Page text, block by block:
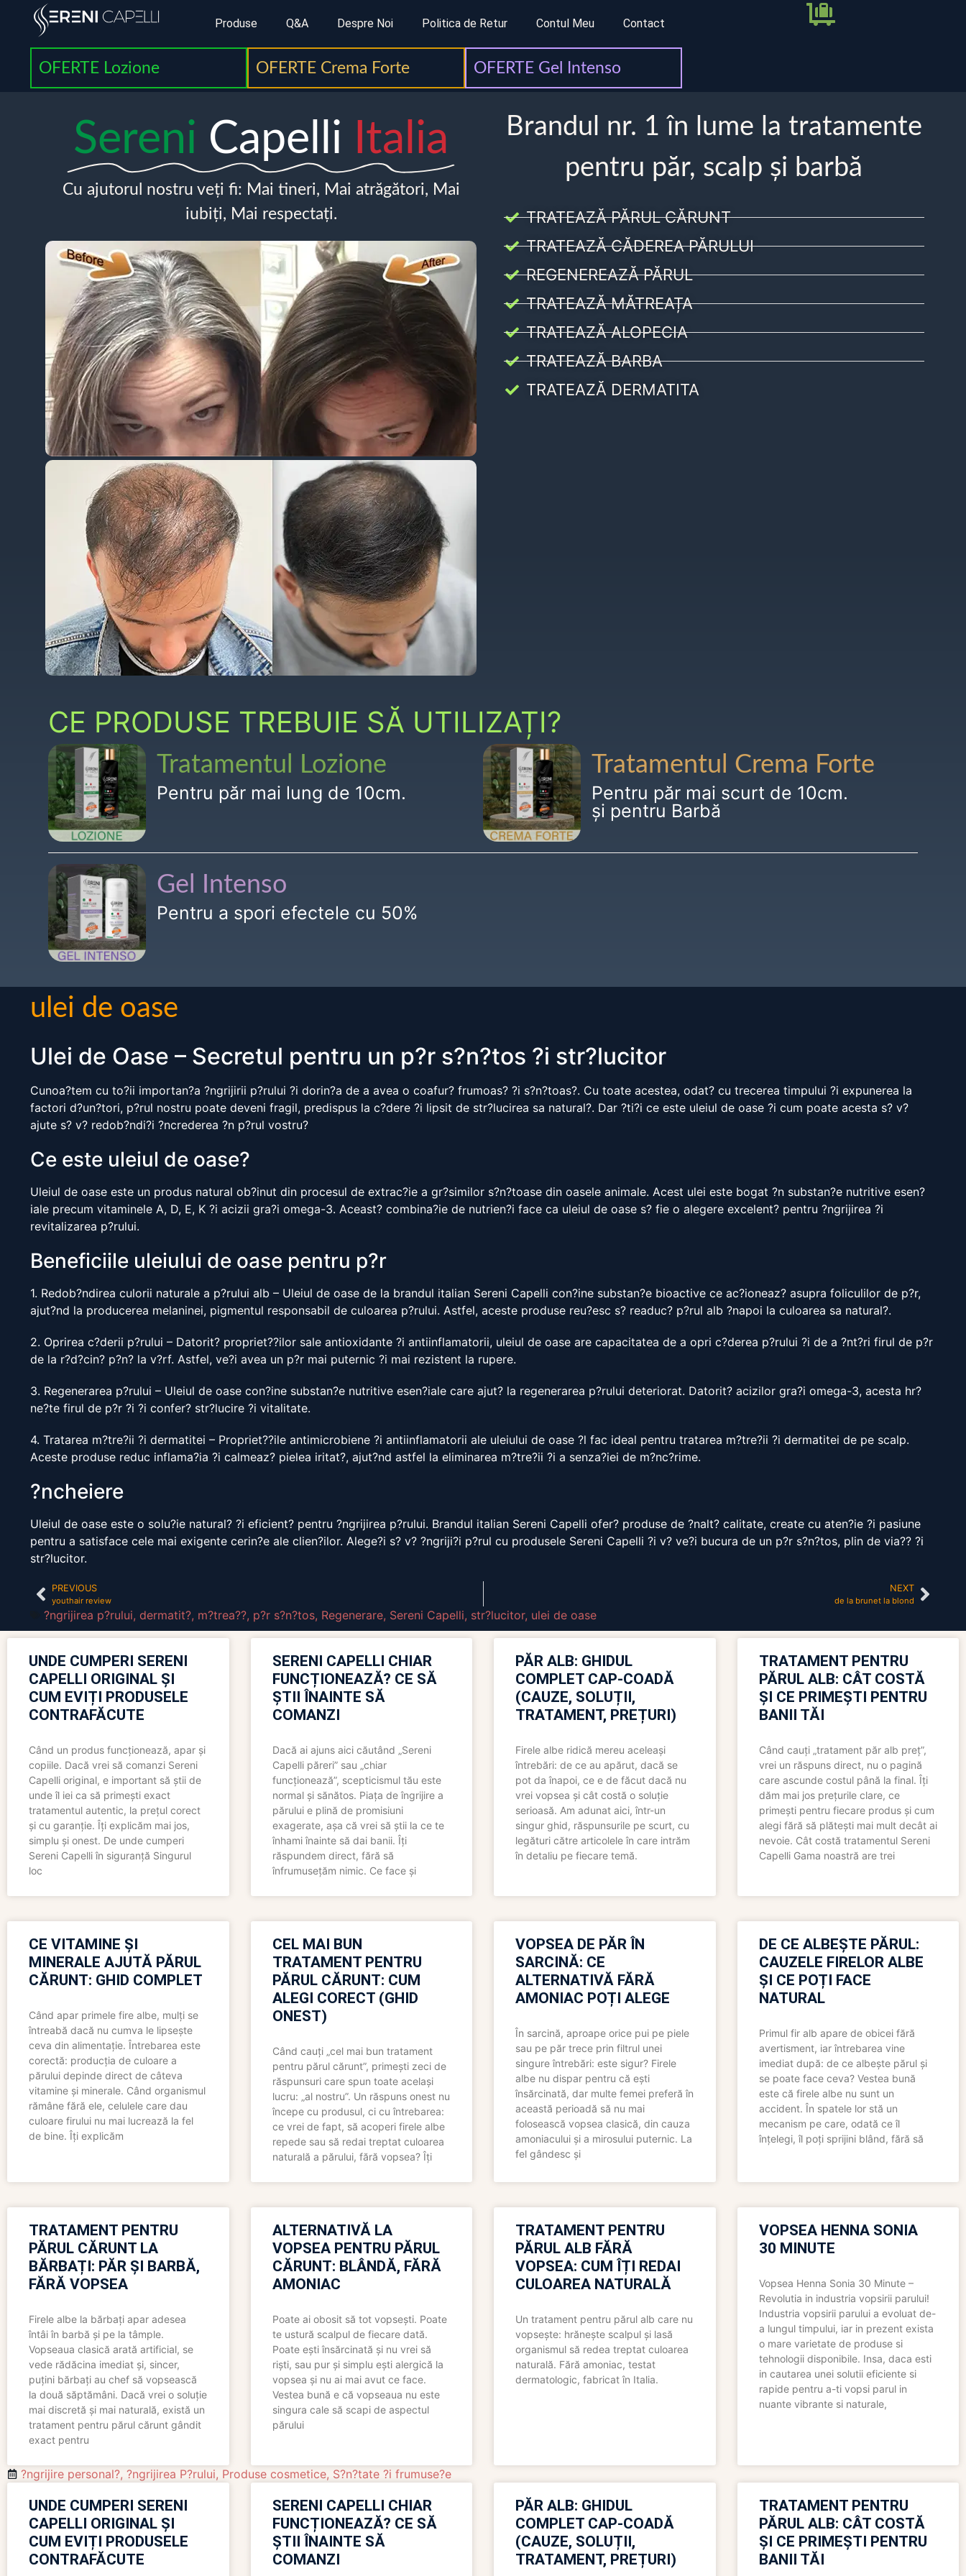
Produse Q&A Despre Noi Politica de Retur Contul Meu Contact
OFERTE Lozione OFERTE Crema Forte OFERTE Gel Intenso
Sereni Capelli Italia
Cu ajutorul nostru veți fi: Mai tineri, Mai atrăgători, Mai
iubiți, Mai respectați.
Brandul nr. 1 în lume la tratamente
pentru păr, scalp și barbă
TRATEAZĂ PĂRUL CĂRUNT
TRATEAZĂ CĂDEREA PĂRULUI
REGENEREAZĂ PĂRUL
TRATEAZĂ MĂTREAȚA
TRATEAZĂ ALOPECIA
TRATEAZĂ BARBA
TRATEAZĂ DERMATITA
CE PRODUSE TREBUIE SĂ UTILIZAȚI?
Tratamentul Lozione
Pentru păr mai lung de 10cm.
Tratamentul Crema Forte
Pentru păr mai scurt de 10cm.
și pentru Barbă
Gel Intenso
Pentru a spori efectele cu 50%
ulei de oase
Ulei de Oase – Secretul pentru un p?r s?n?tos ?i str?lucitor
Cunoa?tem cu to?ii importan?a ?ngrijirii p?rului ?i dorin?a de a avea o coafur? frumoas? ?i s?n?toas?. Cu toate acestea, odat? cu trecerea timpului ?i expunerea la
factori d?un?tori, p?rul nostru poate deveni fragil, predispus la c?dere ?i lipsit de str?lucirea sa natural?. Dar ?ti?i ce este uleiul de oase ?i cum poate acesta s? v?
ajute s? v? redob?ndi?i ?ncrederea ?n p?rul vostru?
Ce este uleiul de oase?
Uleiul de oase este un produs natural ob?inut din procesul de extrac?ie a gr?similor s?n?toase din oasele animale. Acest ulei este bogat ?n substan?e nutritive esen?
iale precum vitaminele A, D, E, K ?i acizii gra?i omega-3. Aceast? combina?ie de nutrien?i face ca uleiul de oase s? fie o alegere excelent? pentru ?ngrijirea ?i
revitalizarea p?rului.
Beneficiile uleiului de oase pentru p?r
1. Redob?ndirea culorii naturale a p?rului alb – Uleiul de oase de la brandul italian Sereni Capelli con?ine substan?e bioactive ce ac?ioneaz? asupra foliculilor de p?r,
ajut?nd la producerea melaninei, pigmentul responsabil de culoarea p?rului. Astfel, aceste produse reu?esc s? readuc? p?rul alb ?napoi la culoarea sa natural?.
2. Oprirea c?derii p?rului – Datorit? propriet??ilor sale antioxidante ?i antiinflamatorii, uleiul de oase are capacitatea de a opri c?derea p?rului ?i de a ?nt?ri firul de p?r
de la r?d?cin? p?n? la v?rf. Astfel, ve?i avea un p?r mai puternic ?i mai rezistent la rupere.
3. Regenerarea p?rului – Uleiul de oase con?ine substan?e nutritive esen?iale care ajut? la regenerarea p?rului deteriorat. Datorit? acizilor gra?i omega-3, acesta hr?
ne?te firul de p?r ?i ?i confer? str?lucire ?i vitalitate.
4. Tratarea m?tre?ii ?i dermatitei – Propriet??ile antimicrobiene ?i antiinflamatorii ale uleiului de oase ?l fac ideal pentru tratarea m?tre?ii ?i dermatitei de pe scalp.
Aceste produse reduc inflama?ia ?i calmeaz? pielea iritat?, ajut?nd astfel la eliminarea m?tre?ii ?i a senza?iei de m?nc?rime.
?ncheiere
Uleiul de oase este o solu?ie natural? ?i eficient? pentru ?ngrijirea p?rului. Brandul italian Sereni Capelli ofer? produse de ?nalt? calitate, create cu aten?ie ?i pasiune
pentru a satisface cele mai exigente cerin?e ale clien?ilor. Alege?i s? v? ?ngriji?i p?rul cu produsele Sereni Capelli ?i v? ve?i bucura de un p?r s?n?tos, plin de via?? ?i
str?lucitor.
PREVIOUS
youthair review
NEXT
de la brunet la blond
?ngrijirea p?rului, dermatit?, m?trea??, p?r s?n?tos, Regenerare, Sereni Capelli, str?lucitor, ulei de oase
UNDE CUMPERI SERENI
CAPELLI ORIGINAL ȘI
CUM EVIȚI PRODUSELE
CONTRAFĂCUTE
Când un produs funcționează, apar și
copiile. Dacă vrei să comanzi Sereni
Capelli original, e important să știi de
unde îl iei ca să primești exact
tratamentul autentic, la prețul corect
și cu garanție. Îți explicăm mai jos,
simplu și onest. De unde cumperi
Sereni Capelli în siguranță Singurul
loc
SERENI CAPELLI CHIAR
FUNCȚIONEAZĂ? CE SĂ
ȘTII ÎNAINTE SĂ
COMANZI
Dacă ai ajuns aici căutând „Sereni
Capelli păreri” sau „chiar
funcționează”, scepticismul tău este
normal și sănătos. Piața de îngrijire a
părului e plină de promisiuni
exagerate, așa că vrei să știi la ce te
înhami înainte să dai banii. Îți
răspundem direct, fără să
înfrumusețăm nimic. Ce face și
PĂR ALB: GHIDUL
COMPLET CAP-COADĂ
(CAUZE, SOLUȚII,
TRATAMENT, PREȚURI)
Firele albe ridică mereu aceleași
întrebări: de ce au apărut, dacă se
pot da înapoi, ce e de făcut dacă nu
vrei vopsea și cât costă o soluție
serioasă. Am adunat aici, într-un
singur ghid, răspunsurile pe scurt, cu
legături către articolele în care intrăm
în detaliu pe fiecare temă.
TRATAMENT PENTRU
PĂRUL ALB: CÂT COSTĂ
ȘI CE PRIMEȘTI PENTRU
BANII TĂI
Când cauți „tratament păr alb preț”,
vrei un răspuns direct, nu o pagină
care ascunde costul până la final. Îți
dăm mai jos prețurile clare, ce
primești pentru fiecare produs și cum
alegi fără să plătești mai mult decât ai
nevoie. Cât costă tratamentul Sereni
Capelli Gama noastră are trei
CE VITAMINE ȘI
MINERALE AJUTĂ PĂRUL
CĂRUNT: GHID COMPLET
Când apar primele fire albe, mulți se
întreabă dacă nu cumva le lipsește
ceva din alimentație. Întrebarea este
corectă: producția de culoare a
părului depinde direct de câteva
vitamine și minerale. Când organismul
rămâne fără ele, celulele care dau
culoare firului nu mai lucrează la fel
de bine. Îți explicăm
CEL MAI BUN
TRATAMENT PENTRU
PĂRUL CĂRUNT: CUM
ALEGI CORECT (GHID
ONEST)
Când cauți „cel mai bun tratament
pentru părul cărunt”, primești zeci de
răspunsuri care spun toate același
lucru: „al nostru”. Un răspuns onest nu
începe cu produsul, ci cu întrebarea:
ce vrei de fapt, să acoperi firele albe
repede sau să redai treptat culoarea
naturală a părului, fără vopsea? Îți
VOPSEA DE PĂR ÎN
SARCINĂ: CE
ALTERNATIVĂ FĂRĂ
AMONIAC POȚI ALEGE
În sarcină, aproape orice pui pe piele
sau pe păr trece prin filtrul unei
singure întrebări: este sigur? Firele
albe nu dispar pentru că ești
însărcinată, dar multe femei preferă în
această perioadă să nu mai
folosească vopsea clasică, din cauza
amoniacului și a mirosului puternic. La
fel gândesc și
DE CE ALBEȘTE PĂRUL:
CAUZELE FIRELOR ALBE
ȘI CE POȚI FACE
NATURAL
Primul fir alb apare de obicei fără
avertisment, iar întrebarea vine
imediat după: de ce albește părul și
se poate face ceva? Vestea bună
este că firele albe nu sunt un
accident. În spatele lor stă un
mecanism pe care, odată ce îl
înțelegi, îl poți sprijini blând, fără să
TRATAMENT PENTRU
PĂRUL CĂRUNT LA
BĂRBAȚI: PĂR ȘI BARBĂ,
FĂRĂ VOPSEA
Firele albe la bărbați apar adesea
întâi în barbă și pe la tâmple.
Vopseaua clasică arată artificial, se
vede rădăcina imediat și, sincer,
puțini bărbați au chef să vopsească
la două săptămâni. Dacă vrei o soluție
mai discretă și mai naturală, există un
tratament pentru părul cărunt gândit
exact pentru
ALTERNATIVĂ LA
VOPSEA PENTRU PĂRUL
CĂRUNT: BLÂNDĂ, FĂRĂ
AMONIAC
Poate ai obosit să tot vopsești. Poate
te ustură scalpul de fiecare dată.
Poate ești însărcinată și nu vrei să
riști, sau pur și simplu ești alergică la
vopsea și nu ai mai avut ce face.
Vestea bună e că vopseaua nu este
singura cale să scapi de aspectul
părului
TRATAMENT PENTRU
PĂRUL ALB FĂRĂ
VOPSEA: CUM ÎȚI REDAI
CULOAREA NATURALĂ
Un tratament pentru părul alb care nu
vopsește: hrănește scalpul și lasă
organismul să redea treptat culoarea
naturală. Fără amoniac, testat
dermatologic, fabricat în Italia.
VOPSEA HENNA SONIA
30 MINUTE
Vopsea Henna Sonia 30 Minute –
Revolutia in industria vopsirii parului!
Industria vopsirii parului a evoluat de-
a lungul timpului, iar in prezent exista
o mare varietate de produse si
tehnologii disponibile. Insa, daca esti
in cautarea unei solutii eficiente si
rapide pentru a-ti vopsi parul in
nuante vibrante si naturale,
?ngrijire personal?, ?ngrijirea P?rului, Produse cosmetice, S?n?tate ?i frumuse?e
UNDE CUMPERI SERENI
CAPELLI ORIGINAL ȘI
CUM EVIȚI PRODUSELE
CONTRAFĂCUTE
SERENI CAPELLI CHIAR
FUNCȚIONEAZĂ? CE SĂ
ȘTII ÎNAINTE SĂ
COMANZI
PĂR ALB: GHIDUL
COMPLET CAP-COADĂ
(CAUZE, SOLUȚII,
TRATAMENT, PREȚURI)
TRATAMENT PENTRU
PĂRUL ALB: CÂT COSTĂ
ȘI CE PRIMEȘTI PENTRU
BANII TĂI